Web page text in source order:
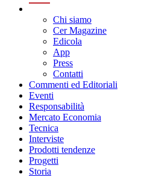
Chi siamo
Cer Magazine
Edicola
App
Press
Contatti
Commenti ed Editoriali
Eventi
Responsabilità
Mercato Economia
Tecnica
Interviste
Prodotti tendenze
Progetti
Storia